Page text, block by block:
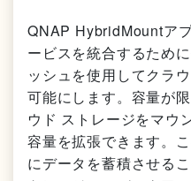
QNAP HybridMountア
ービスを統合するため
ッシュを使用してクラ
可能にします。容量が
ウド ストレージをマウ
容量を拡張できます。
にデータを蓄積させる